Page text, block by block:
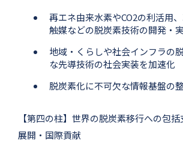
再エネ由来水素やCO2の利活用
触媒などの脱炭素技術の開発・
地域・くらしや社会インフラの
な先導技術の社会実装を加速化
脱炭素化に不可欠な情報基盤の
【第四の柱】世界の脱炭素移行への包
展開・国際貢献